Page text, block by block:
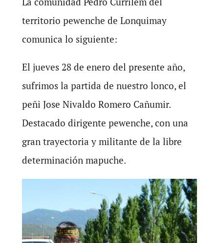
territorio pewenche de Lonquimay
comunica lo siguiente:
El jueves 28 de enero del presente año,
sufrimos la partida de nuestro lonco, el
peñi Jose Nivaldo Romero Cañumir.
Destacado dirigente pewenche, con una
gran trayectoria y militante de la libre
determinación mapuche.